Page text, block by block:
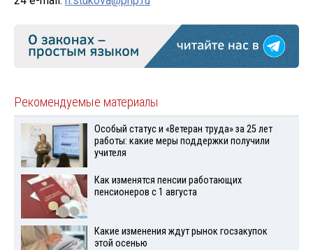
Рекомендуемые материалы
Особый статус и «Ветеран труда» за 25 лет
работы: какие меры поддержки получили
учителя
Как изменятся пенсии работающих
пенсионеров с 1 августа
Какие изменения ждут рынок госзакупок
этой осенью